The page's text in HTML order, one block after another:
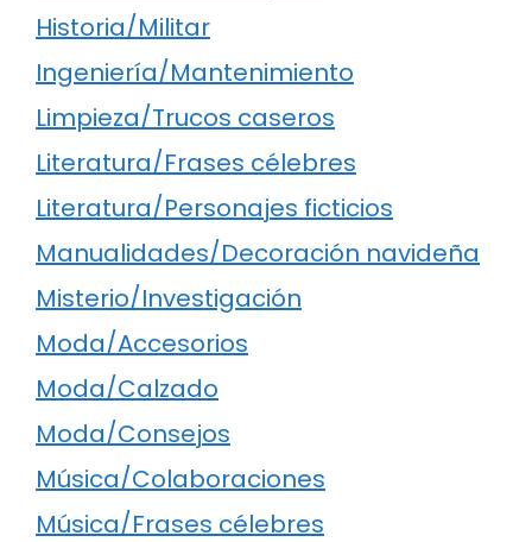
Historia/Militar
Ingeniería/Mantenimiento
Limpieza/Trucos caseros
Literatura/Frases célebres
Literatura/Personajes ficticios
Manualidades/Decoración navideña
Misterio/Investigación
Moda/Accesorios
Moda/Calzado
Moda/Consejos
Música/Colaboraciones
Música/Frases célebres